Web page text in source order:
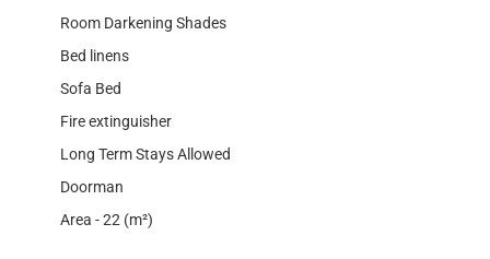
Room Darkening Shades
Bed linens
Sofa Bed
Fire extinguisher
Long Term Stays Allowed
Doorman
Area - 22 (m²)